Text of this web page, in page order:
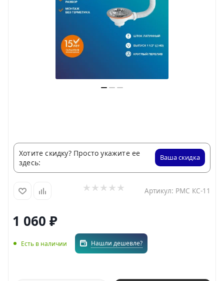
Хотите скидку? Просто укажите ее
здесь:
Ваша скидка
Артикул: РМС КС-11
1 060 ₽
Есть в наличии Нашли дешевле?